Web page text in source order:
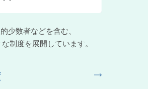
少数者などを含む、
制度を展開しています。